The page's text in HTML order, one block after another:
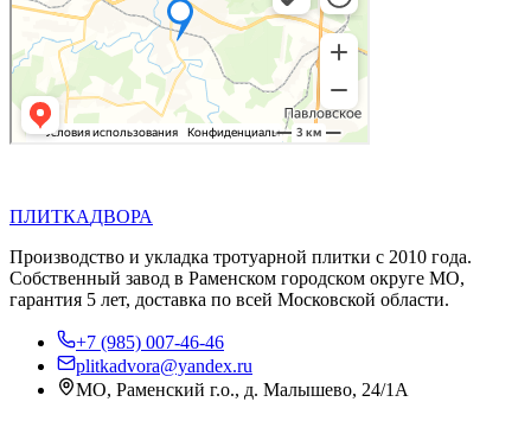
ПЛИТКАДВОРА
Производство и укладка тротуарной плитки с 2010 года.
Собственный завод в Раменском городском округе МО,
гарантия 5 лет, доставка по всей Московской области.
+7 (985) 007-46-46
plitkadvora@yandex.ru
МО, Раменский г.о., д. Малышево, 24/1А